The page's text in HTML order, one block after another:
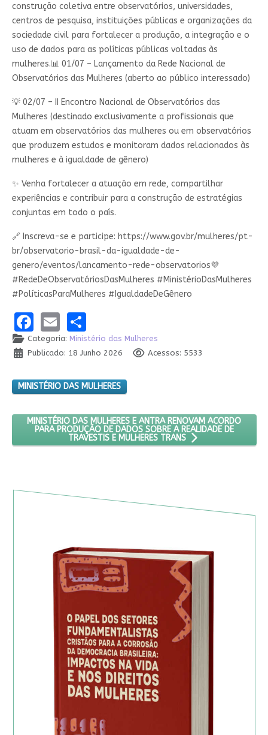
construção coletiva entre observatórios, universidades,
centros de pesquisa, instituições públicas e organizações da
sociedade civil para fortalecer a produção, a integração e o
uso de dados para as políticas públicas voltadas às
mulheres.📊 01/07 – Lançamento da Rede Nacional de
Observatórios das Mulheres (aberto ao público interessado)
💡 02/07 – II Encontro Nacional de Observatórios das
Mulheres (destinado exclusivamente a profissionais que
atuam em observatórios das mulheres ou em observatórios
que produzem estudos e monitoram dados relacionados às
mulheres e à igualdade de gênero)
✨ Venha fortalecer a atuação em rede, compartilhar
experiências e contribuir para a construção de estratégias
conjuntas em todo o país.
🔗 Inscreva-se e participe: https://www.gov.br/mulheres/pt-
br/observatorio-brasil-da-igualdade-de-
genero/eventos/lancamento-rede-observatorios💜
#RedeDeObservatóriosDasMulheres #MinistérioDasMulheres
#PolíticasParaMulheres #IgualdadeDeGênero
Facebook
EmailShare
Categoria: Ministério das Mulheres
Publicado: 18 Junho 2026
Acessos: 5533
MINISTÉRIO DAS MULHERES
PRÓXIMO ARTIGO: MINISTÉRIO DAS MULHERES E ANTRA
MINISTÉRIO DAS MULHERES E ANTRA RENOVAM ACORDO
PARA PRODUÇÃO DE DADOS SOBRE A REALIDADE DE
TRAVESTIS E MULHERES TRANS